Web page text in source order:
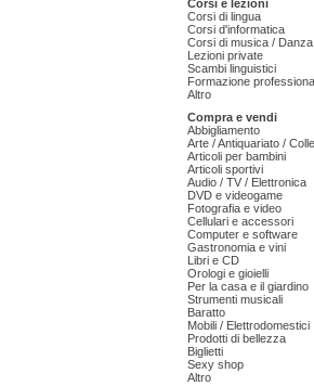
Corsi e lezioni
Corsi di lingua
Corsi d'informatica
Corsi di musica /
Lezioni private
Scambi linguistici
Formazione
Altro
Compra e vendi
Abbigliamento
Arte / Antiquariato /
Articoli per bambini
Articoli sportivi
Audio / TV / Elettronica
DVD e videogame
Fotografia e video
Cellulari e accessori
Computer e software
Gastronomia e vini
Libri e CD
Orologi e gioielli
Per la casa e il giardino
Strumenti musicali
Baratto
Mobili / Elettrodomestici
Prodotti di bellezza
Biglietti
Sexy shop
Altro